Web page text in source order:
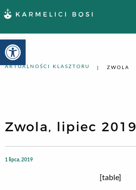
Otwórz pasek narzędzi
AKTUALNOŚCI KLASZTORU ZWOLA
Zwola, lipiec 2019
1 lipca, 2019
[table]